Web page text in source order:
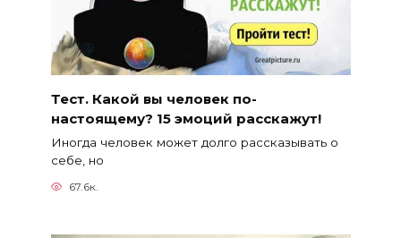
Тест. Какой вы человек по-
настоящему? 15 эмоций расскажут!
Иногда человек может долго рассказывать о
себе, но
67.6к.